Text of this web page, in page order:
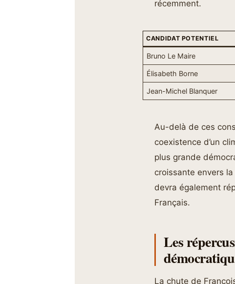
récemment.
CANDIDAT POTENTIEL
Bruno Le Maire
Élisabeth Borne
Jean-Michel Blanquer
Au-delà de ces
coexistence d’un
plus grande
croissante envers
devra également
Français.
Les
La chute de